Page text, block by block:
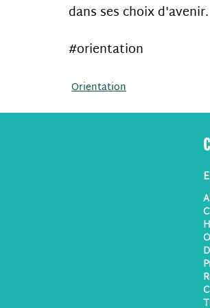
dans ses choix d'avenir.
#orientation
Orientation